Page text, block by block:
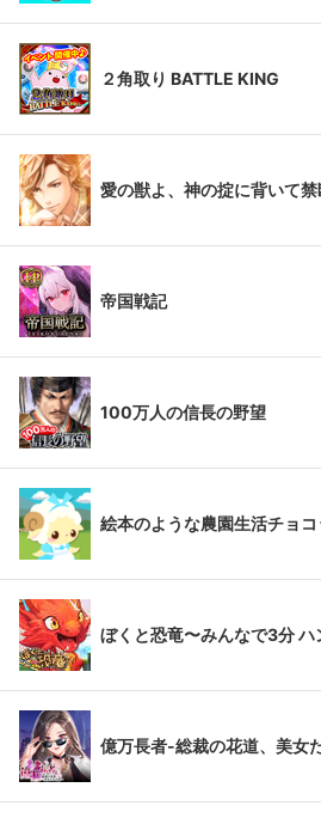
２角取り BATTLE KING
愛の獣よ、神の掟に背いて
帝国戦記
100万人の信長の野望
絵本のような農園生活チョ
ぼくと恐竜〜みんなで3分
億万長者-総裁の花道、美女